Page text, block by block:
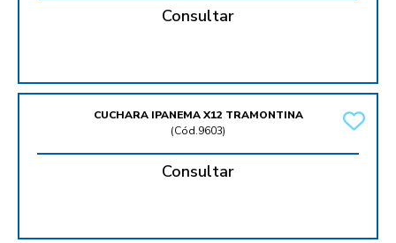
Consultar
CUCHARA IPANEMA X12 TRAMONTINA
(Cód.9603)
Consultar